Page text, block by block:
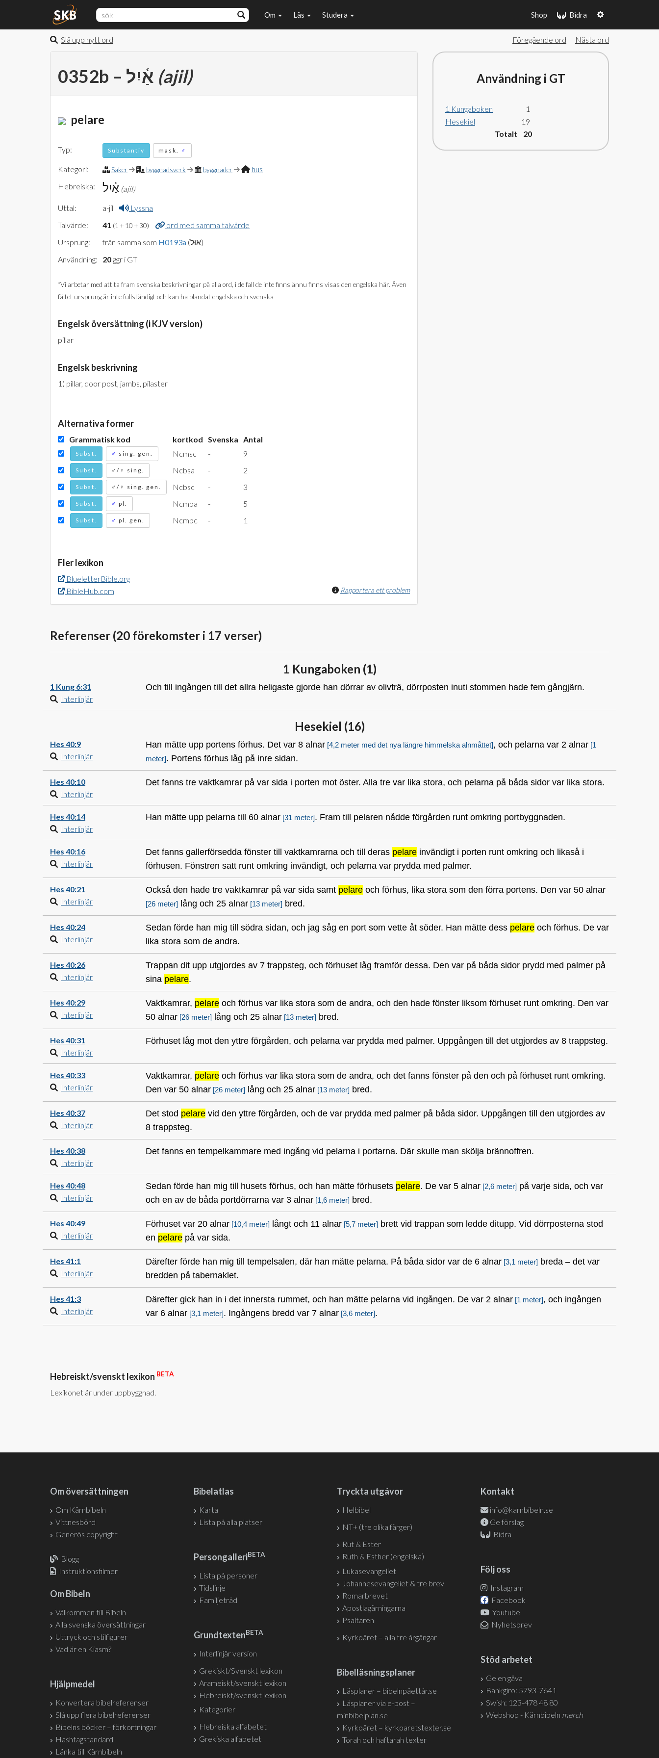
Bidra
Shop
Om Läs Studera
Slå upp nytt ord Föregående ord Nästa ord
(ajil)
pelare
Typ: Substantiv mask. ♂
Kategori: Saker byggnadsverk byggnader
hus
Hebreiska:
אַ֫יִל (ajil)
Uttal: a-jil
Lyssna
Talvärde:
41 (1 + 10 + 30)
ord med samma talvärde
Ursprung:
från samma som H0193a
(אוּל)
Användning:
20ggr i GT
*Vi arbetar med att ta fram svenska beskrivningar på alla ord, i de fall de inte finns ännu finns visas den engelska här. Även
fältet ursprung är inte fullständigt och kan ha blandat engelska och svenska
Engelsk översättning (i KJV version)
pillar
Engelsk beskrivning
1) pillar, door post, jambs, pilaster
Alternativa former
Grammatisk kod kortkod Svenska Antal
Subst. ♂ sing. gen. Ncmsc - 9
Subst. ♂/♀ sing. Ncbsa - 2
Subst. ♂/♀ sing. gen. Ncbsc - 3
Subst. ♂ pl. Ncmpa - 5
Subst. ♂ pl. gen. Ncmpc - 1
Fler lexikon
BlueletterBible.org
BibleHub.com
Rapportera ett problem
Användning i GT
1 Kungaboken
1
Hesekiel
19
Totalt 20
Referenser (20 förekomster i 17 verser)
1 Kungaboken (1)
1 Kung 6:31
Interlinjär
Och till ingången till det allra heligaste gjorde han dörrar av olivträ, dörrposten inuti stommen hade fem gångjärn.
Hesekiel (16)
Hes 40:9
Interlinjär
Han mätte upp portens förhus. Det var 8 alnar [4,2 meter med det nya längre himmelska alnmåttet], och pelarna var 2 alnar [1
meter]. Portens förhus låg på inre sidan.
Hes 40:10
Interlinjär
Det fanns tre vaktkamrar på var sida i porten mot öster. Alla tre var lika stora, och pelarna på båda sidor var lika stora.
Hes 40:14
Interlinjär
Han mätte upp pelarna till 60 alnar [31 meter]. Fram till pelaren nådde förgården runt omkring portbyggnaden.
Hes 40:16
Interlinjär
Det fanns gallerförsedda fönster till vaktkamrarna och till deras pelare invändigt i porten runt omkring och likaså i
förhusen. Fönstren satt runt omkring invändigt, och pelarna var prydda med palmer.
Hes 40:21
Interlinjär
Också den hade tre vaktkamrar på var sida samt pelare och förhus, lika stora som den förra portens. Den var 50 alnar
[26 meter] lång och 25 alnar [13 meter] bred.
Hes 40:24
Interlinjär
Sedan förde han mig till södra sidan, och jag såg en port som vette åt söder. Han mätte dess pelare och förhus. De var
lika stora som de andra.
Hes 40:26
Interlinjär
Trappan dit upp utgjordes av 7 trappsteg, och förhuset låg framför dessa. Den var på båda sidor prydd med palmer på
sina pelare.
Hes 40:29
Interlinjär
Vaktkamrar, pelare och förhus var lika stora som de andra, och den hade fönster liksom förhuset runt omkring. Den var
50 alnar [26 meter] lång och 25 alnar [13 meter] bred.
Hes 40:31
Interlinjär
Förhuset låg mot den yttre förgården, och pelarna var prydda med palmer. Uppgången till det utgjordes av 8 trappsteg.
Hes 40:33
Interlinjär
Vaktkamrar, pelare och förhus var lika stora som de andra, och det fanns fönster på den och på förhuset runt omkring.
Den var 50 alnar [26 meter] lång och 25 alnar [13 meter] bred.
Hes 40:37
Interlinjär
Det stod pelare vid den yttre förgården, och de var prydda med palmer på båda sidor. Uppgången till den utgjordes av
8 trappsteg.
Hes 40:38
Interlinjär
Det fanns en tempelkammare med ingång vid pelarna i portarna. Där skulle man skölja brännoffren.
Hes 40:48
Interlinjär
Sedan förde han mig till husets förhus, och han mätte förhusets pelare. De var 5 alnar [2,6 meter] på varje sida, och var
och en av de båda portdörrarna var 3 alnar [1,6 meter] bred.
Hes 40:49
Interlinjär
Förhuset var 20 alnar [10,4 meter] långt och 11 alnar [5,7 meter] brett vid trappan som ledde ditupp. Vid dörrposterna stod
en pelare på var sida.
Hes 41:1
Interlinjär
Därefter förde han mig till tempelsalen, där han mätte pelarna. På båda sidor var de 6 alnar [3,1 meter] breda – det var
bredden på tabernaklet.
Hes 41:3
Interlinjär
Därefter gick han in i det innersta rummet, och han mätte pelarna vid ingången. De var 2 alnar [1 meter], och ingången
var 6 alnar [3,1 meter]. Ingångens bredd var 7 alnar [3,6 meter].
Hebreiskt/svenskt lexikon BETA
Lexikonet är under uppbyggnad.
Om översättningen
Om Kärnbibeln
Vittnesbörd
Generös copyright
Blogg
Instruktionsfilmer
Om Bibeln
Välkommen till Bibeln
Alla svenska översättningar
Uttryck och stilfigurer
Vad är en Kiasm?
Hjälpmedel
Konvertera bibelreferenser
Slå upp flera bibelreferenser
Bibelns böcker – förkortningar
Hashtagstandard
Länka till Kärnbibeln
Bibelatlas
Karta
Lista på alla platser
PersongalleriBETA
Lista på personer
Tidslinje
Familjeträd
GrundtextenBETA
Interlinjär version
Grekiskt/Svenskt lexikon
Arameiskt/svenskt lexikon
Hebreiskt/svenskt lexikon
Kategorier
Hebreiska alfabetet
Grekiska alfabetet
Tryckta utgåvor
Helbibel
NT+ (tre olika färger)
Rut & Ester
Ruth & Esther (engelska)
Lukasevangeliet
Johannesevangeliet & tre brev
Romarbrevet
Apostlagärningarna
Psaltaren
Kyrkoåret – alla tre årgångar
Bibelläsningsplaner
Läsplaner – bibelnpåettår.se
Läsplaner via e-post –
minbibelplan.se
Kyrkoåret – kyrkoaretstexter.se
Torah och haftarah texter
Kontakt
info@karnbibeln.se
Ge förslag
Bidra
Följ oss
Instagram
Facebook
Youtube
Nyhetsbrev
Stöd arbetet
Ge en gåva
Bankgiro: 5793-7641
Swish: 123-478 48 80
Webshop - Kärnbibeln merch